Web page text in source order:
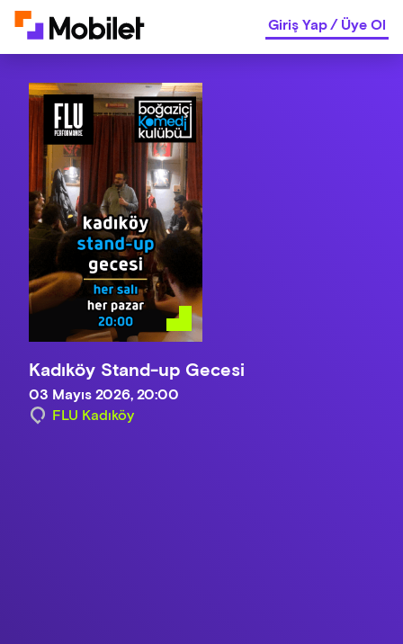
Giriş Yap/Üye Ol
Kadıköy Stand-up Gecesi
03 Mayıs 2026, 20:00
FLU Kadıköy